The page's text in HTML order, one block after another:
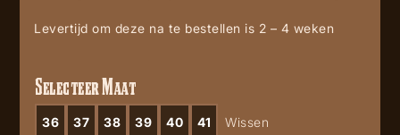
Levertijd om deze na te bestellen is 2 – 4 weken
Selecteer Maat
36 37 38 39 40 41 Wissen